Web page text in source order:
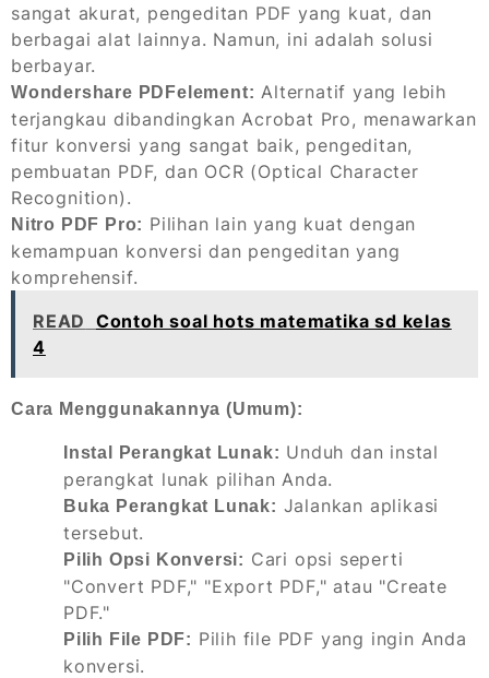
sangat akurat, pengeditan PDF yang kuat, dan
berbagai alat lainnya. Namun, ini adalah solusi
berbayar.
Wondershare PDFelement: Alternatif yang lebih
terjangkau dibandingkan Acrobat Pro, menawarkan
fitur konversi yang sangat baik, pengeditan,
pembuatan PDF, dan OCR (Optical Character
Recognition).
Nitro PDF Pro: Pilihan lain yang kuat dengan
kemampuan konversi dan pengeditan yang
komprehensif.
READ Contoh soal hots matematika sd kelas
4
Cara Menggunakannya (Umum):
Instal Perangkat Lunak: Unduh dan instal
perangkat lunak pilihan Anda.
Buka Perangkat Lunak: Jalankan aplikasi
tersebut.
Pilih Opsi Konversi: Cari opsi seperti
"Convert PDF," "Export PDF," atau "Create
PDF."
Pilih File PDF: Pilih file PDF yang ingin Anda
konversi.